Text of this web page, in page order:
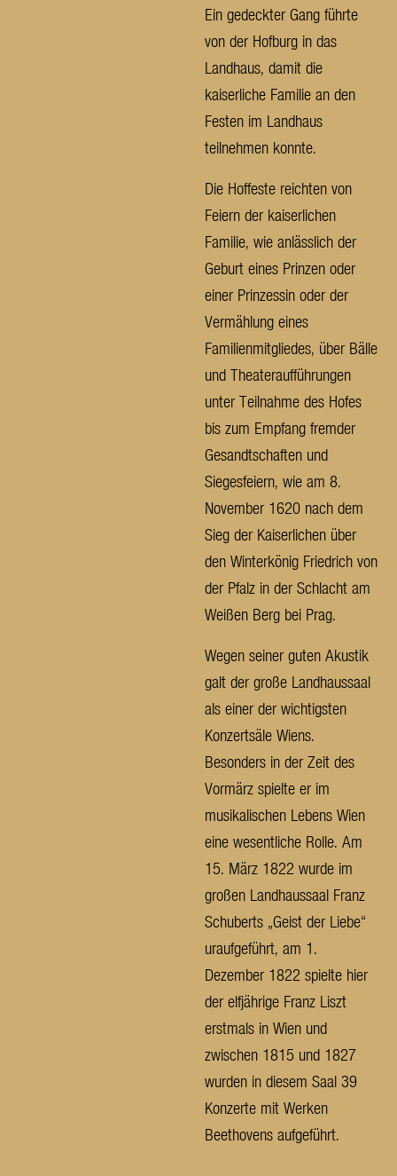
Ein gedeckter Gang führte
von der Hofburg in das
Landhaus, damit die
kaiserliche Familie an den
Festen im Landhaus
teilnehmen konnte.
Die Hoffeste reichten von
Feiern der kaiserlichen
Familie, wie anlässlich der
Geburt eines Prinzen oder
einer Prinzessin oder der
Vermählung eines
Familienmitgliedes, über Bälle
und Theateraufführungen
unter Teilnahme des Hofes
bis zum Empfang fremder
Gesandtschaften und
Siegesfeiern, wie am 8.
November 1620 nach dem
Sieg der Kaiserlichen über
den Winterkönig Friedrich von
der Pfalz in der Schlacht am
Weißen Berg bei Prag.
Wegen seiner guten Akustik
galt der große Landhaussaal
als einer der wichtigsten
Konzertsäle Wiens.
Besonders in der Zeit des
Vormärz spielte er im
musikalischen Lebens Wien
eine wesentliche Rolle. Am
15. März 1822 wurde im
großen Landhaussaal Franz
Schuberts „Geist der Liebe“
uraufgeführt, am 1.
Dezember 1822 spielte hier
der elfjährige Franz Liszt
erstmals in Wien und
zwischen 1815 und 1827
wurden in diesem Saal 39
Konzerte mit Werken
Beethovens aufgeführt.